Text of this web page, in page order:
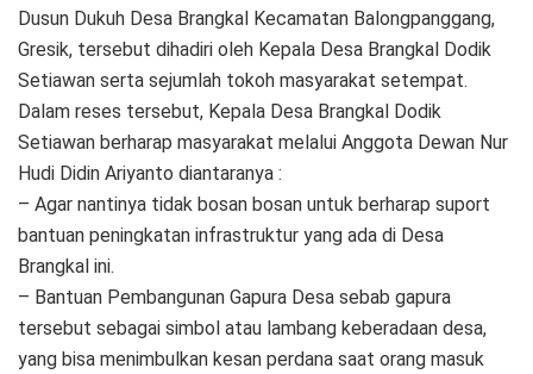
Dusun Dukuh Desa Brangkal Kecamatan Balongpanggang,
Gresik, tersebut dihadiri oleh Kepala Desa Brangkal Dodik
Setiawan serta sejumlah tokoh masyarakat setempat.
Dalam reses tersebut, Kepala Desa Brangkal Dodik
Setiawan berharap masyarakat melalui Anggota Dewan Nur
Hudi Didin Ariyanto diantaranya :
– Agar nantinya tidak bosan bosan untuk berharap suport
bantuan peningkatan infrastruktur yang ada di Desa
Brangkal ini.
– Bantuan Pembangunan Gapura Desa sebab gapura
tersebut sebagai simbol atau lambang keberadaan desa,
yang bisa menimbulkan kesan perdana saat orang masuk